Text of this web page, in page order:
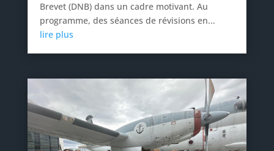
Brevet (DNB) dans un cadre motivant. Au
programme, des séances de révisions en...
lire plus